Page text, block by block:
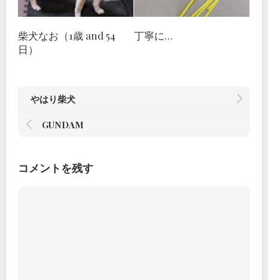
柴犬なお（1歳 and 54
日）
丁寧に…
やはり柴犬
GUNDAM
コメントを残す